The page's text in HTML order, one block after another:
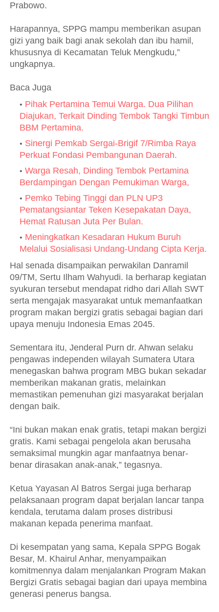
Prabowo.
Harapannya, SPPG mampu memberikan asupan
gizi yang baik bagi anak sekolah dan ibu hamil,
khususnya di Kecamatan Teluk Mengkudu,”
ungkapnya.
Baca Juga
Pihak Pertamina Temui Warga. Dua Pilihan
Diajukan, Terkait Dinding Tembok Tangki Timbun
BBM Pertamina.
Sinergi Pemkab Sergai-Brigif 7/Rimba Raya
Perkuat Fondasi Pembangunan Daerah.
Warga Resah, Dinding Tembok Pertamina
Berdampingan Dengan Pemukiman Warga,
Pemko Tebing Tinggi dan PLN UP3
Pematangsiantar Teken Kesepakatan Daya,
Hemat Ratusan Juta Per Bulan.
Meningkatkan Kesadaran Hukum Buruh
Melalui Sosialisasi Undang-Undang Cipta Kerja.
Hal senada disampaikan perwakilan Danramil
09/TM, Sertu Ilham Wahyudi. Ia berharap kegiatan
syukuran tersebut mendapat ridho dari Allah SWT
serta mengajak masyarakat untuk memanfaatkan
program makan bergizi gratis sebagai bagian dari
upaya menuju Indonesia Emas 2045.
Sementara itu, Jenderal Purn dr. Ahwan selaku
pengawas independen wilayah Sumatera Utara
menegaskan bahwa program MBG bukan sekadar
memberikan makanan gratis, melainkan
memastikan pemenuhan gizi masyarakat berjalan
dengan baik.
“Ini bukan makan enak gratis, tetapi makan bergizi
gratis. Kami sebagai pengelola akan berusaha
semaksimal mungkin agar manfaatnya benar-
benar dirasakan anak-anak,” tegasnya.
Ketua Yayasan Al Batros Sergai juga berharap
pelaksanaan program dapat berjalan lancar tanpa
kendala, terutama dalam proses distribusi
makanan kepada penerima manfaat.
Di kesempatan yang sama, Kepala SPPG Bogak
Besar, M. Khairul Anhar, menyampaikan
komitmennya dalam menjalankan Program Makan
Bergizi Gratis sebagai bagian dari upaya membina
generasi penerus bangsa.